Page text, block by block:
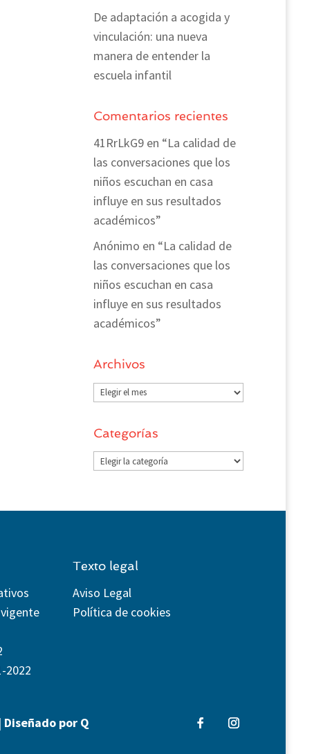
De adaptación a acogida y
vinculación: una nueva
manera de entender la
escuela infantil
Comentarios recientes
41RrLkG9en “La calidad de
las conversaciones que los
niños escuchan en casa
influye en sus resultados
académicos”
Anónimo en “La calidad de
las conversaciones que los
niños escuchan en casa
influye en sus resultados
académicos”
Archivos
Archivos
Categorías
Categorías
2022
Texto legal
Aviso Legal
Política de cookies
Diseñado por Q